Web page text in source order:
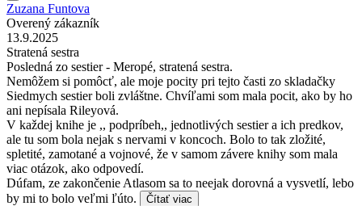
Zuzana Funtova
Overený zákazník
13.9.2025
Stratená sestra
Posledná zo sestier - Meropé, stratená sestra.
Nemôžem si pomôcť, ale moje pocity pri tejto časti zo skladačky
Siedmych sestier boli zvláštne. Chvíľami som mala pocit, ako by ho
ani nepísala Rileyová.
V každej knihe je ,, podpríbeh,, jednotlivých sestier a ich predkov,
ale tu som bola nejak s nervami v koncoch. Bolo to tak zložité,
spletité, zamotané a vojnové, že v samom závere knihy som mala
viac otázok, ako odpovedí.
Dúfam, ze zakončenie Atlasom sa to neejak dorovná a vysvetlí, lebo
by mi to bolo veľmi ľúto.
Čítať viac